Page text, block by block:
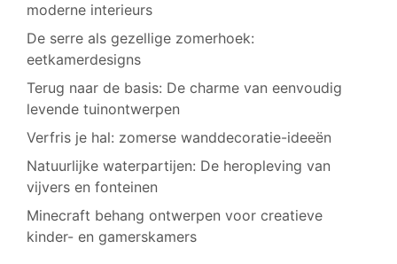
moderne interieurs
De serre als gezellige zomerhoek:
eetkamerdesigns
Terug naar de basis: De charme van eenvoudig
levende tuinontwerpen
Verfris je hal: zomerse wanddecoratie-ideeën
Natuurlijke waterpartijen: De heropleving van
vijvers en fonteinen
Minecraft behang ontwerpen voor creatieve
kinder- en gamerskamers